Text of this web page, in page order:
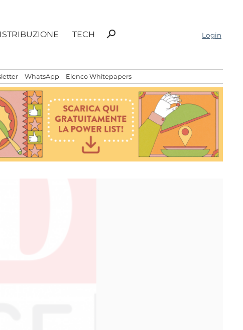
TECH
Ricerca
search Login
WhatsApp Elenco Whitepapers